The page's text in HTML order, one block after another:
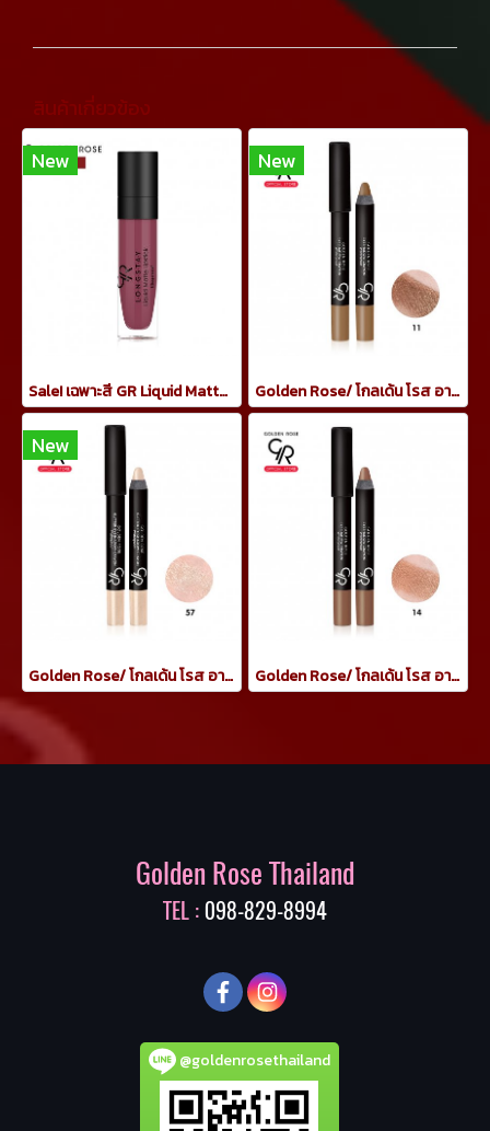
สินค้าเกี่ยวข้อง
New
Sale! เฉพาะสี GR Liquid Matte Lipstick 21 ลิปจิ้มจุ่มแมท
New
Golden Rose/ โกลเด้น โรส อายแชโดว์ เครยอน กันน้ำ 3.5 กรัม ทาเปลือกตา สีน้ำตาลเข้ม
New
Golden Rose/ โกลเด้น โรส อายแชโดว์ เครยอน กันน้ำ 3.5 กรัม ทาเปลือกตา กลิตเตอร์สีทอง Golden Rose/ โกลเด้น โรส อายแชโดว์ เครยอน กันน้ำ 3.5 กรัม ทาเปลือกตา สีน้ำตาล copper
Golden Rose Thailand
TEL : 098-829-8994
@goldenrosethailand